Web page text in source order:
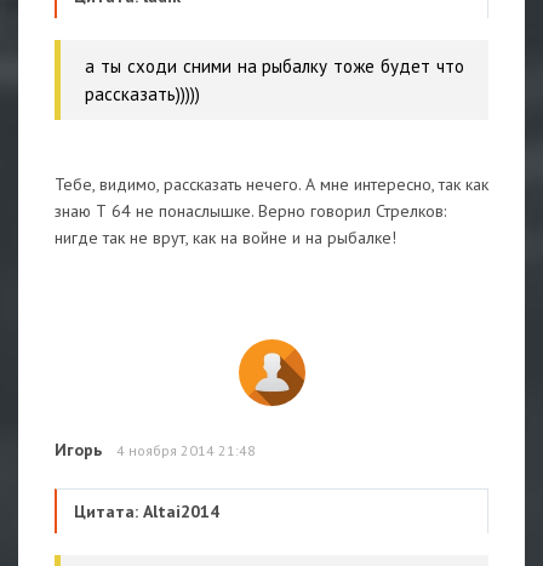
а ты сходи сними на рыбалку тоже будет что
рассказать)))))
Тебе, видимо, рассказать нечего. А мне интересно, так как
знаю Т 64 не понаслышке. Верно говорил Стрелков:
нигде так не врут, как на войне и на рыбалке!
Игорь 4 ноября 2014 21:48
Цитата: Altai2014